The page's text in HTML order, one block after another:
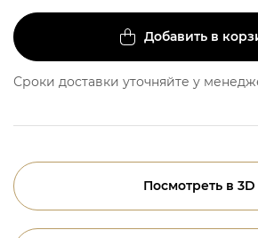
Добавить в
Сроки доставки уточняйте у
Посмотреть в 3D